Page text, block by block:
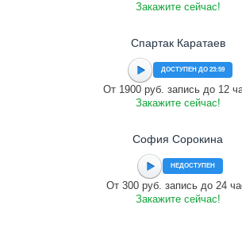
Закажите сейчас!
Спартак Каратаев
ДОСТУПЕН ДО 23:59
От 1900 руб. запись до 12
Закажите сейчас!
София Сорокина
НЕДОСТУПЕН
От 300 руб. запись до 24
Закажите сейчас!